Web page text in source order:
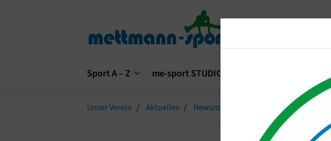
Sport A – Z me-sport STUDIO
Unser Verein Aktuelles Newsroom